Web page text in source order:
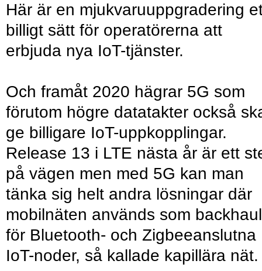
Här är en mjukvaruuppgradering
billigt sätt för operatörerna att
erbjuda nya IoT-tjänster.
Och framåt 2020 hägrar 5G som
förutom högre datatakter också
ge billigare IoT-uppkopplingar.
Release 13 i LTE nästa år är ett
på vägen men med 5G kan man
tänka sig helt andra lösningar där
mobilnäten används som backhaul
för Bluetooth- och Zigbeeanslutna
IoT-noder, så kallade kapillära nät.